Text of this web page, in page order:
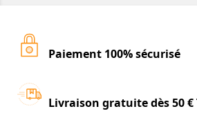
Paiement 100% sécurisé
Livraison gratuite dès 50 €